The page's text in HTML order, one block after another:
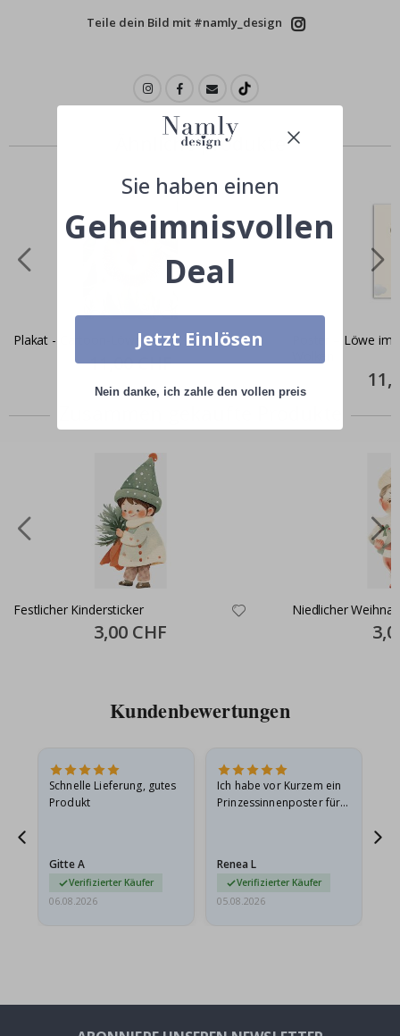
Teile dein Bild mit #namly_design
Ähnliche produkte
Plakat - Cartoon-Löwe
11,00 CHF
Poster – Löwe
Price
Festlicher Kindersticker
Special
Price
3,00 CHF
Niedlicher
Price
Kundenbewertungen
Schnelle Lieferung, gutes
Produkt
Gitte A
Verifizierter Käufer
06.08.2026
Ich habe vor Kurzem ein
Prinzessinnenposter für
beschädigt…
Renea L
Verifizierter Käufer
05.08.2026
Sie haben einen
Geheimnisvollen
Deal
Jetzt Einlösen
Nein danke, ich zahle den vollen preis